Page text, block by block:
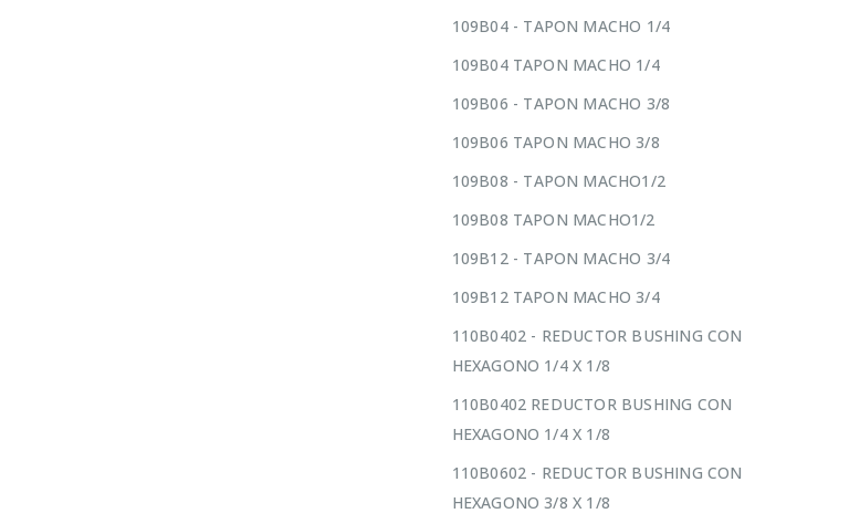
109B04 - TAPON MACHO 1/4
109B04 TAPON MACHO 1/4
109B06 - TAPON MACHO 3/8
109B06 TAPON MACHO 3/8
109B08 - TAPON MACHO1/2
109B08 TAPON MACHO1/2
109B12 - TAPON MACHO 3/4
109B12 TAPON MACHO 3/4
110B0402 - REDUCTOR BUSHING CON
HEXAGONO 1/4 X 1/8
110B0402 REDUCTOR BUSHING CON
HEXAGONO 1/4 X 1/8
110B0602 - REDUCTOR BUSHING CON
HEXAGONO 3/8 X 1/8